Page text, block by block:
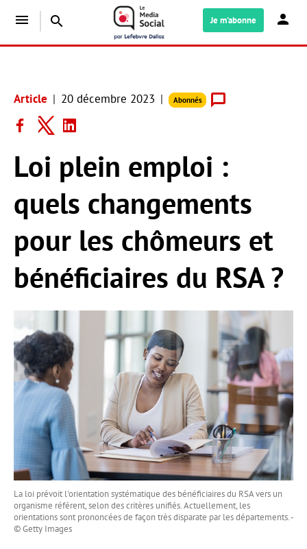
menu search Je m'abonne
Article 20 décembre 2023 Abonnés
Loi plein emploi :
quels changements
pour les chômeurs et
bénéficiaires du RSA ?
La loi prévoit l'orientation systématique des bénéficiaires du RSA vers un
organisme référent, selon des critères unifiés. Actuellement, les
orientations sont prononcées de façon très disparate par les départements. -
© Getty Images